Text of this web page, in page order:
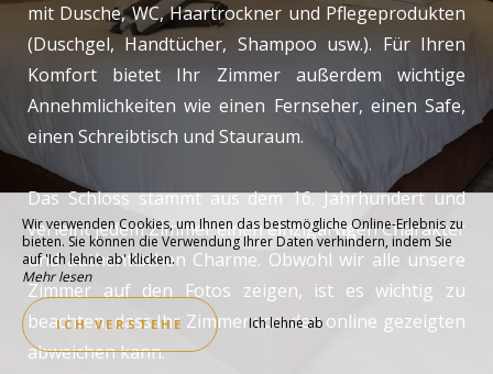
mit Dusche, WC, Haartrockner und Pflegeprodukten
(Duschgel, Handtücher, Shampoo usw.). Für Ihren
Komfort bietet Ihr Zimmer außerdem wichtige
Annehmlichkeiten wie einen Fernseher, einen Safe,
einen Schreibtisch und Stauraum.
Das Schloss stammt aus dem 16. Jahrhundert und
verleiht jedem Zimmer einen einzigartigen Charakter
und authentischen Charme. Obwohl wir alle unsere
Zimmer auf den Fotos zeigen, ist es wichtig zu
beachten, dass Ihr Zimmer von den online gezeigten
abweichen kann.
Wir verwenden Cookies, um Ihnen das bestmögliche Online-Erlebnis zu
bieten. Sie können die Verwendung Ihrer Daten verhindern, indem Sie
auf 'Ich lehne ab' klicken.
Mehr lesen
ICH VERSTEHE Ich lehne ab